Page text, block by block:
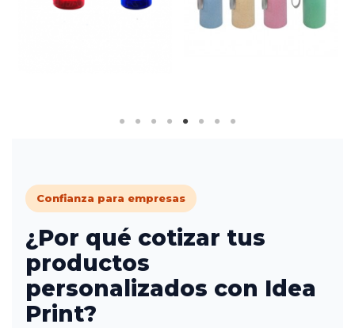
Confianza para empresas
¿Por qué cotizar tus
productos
personalizados con Idea
Print?